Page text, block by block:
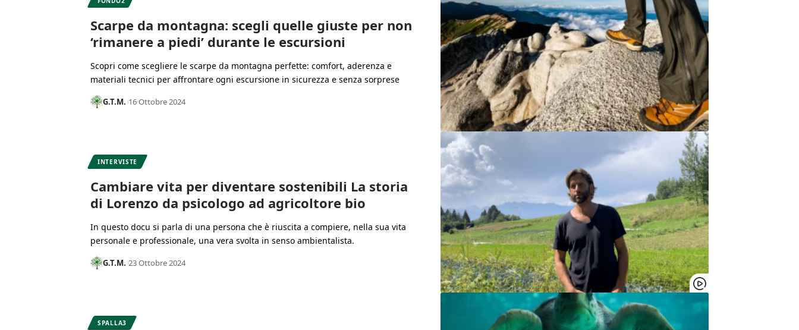
Scarpe da montagna: scegli quelle giuste per non
‘rimanere a piedi’ durante le escursioni
Scopri come scegliere le scarpe da montagna perfette: comfort, aderenza e
materiali tecnici per affrontare ogni escursione in sicurezza e senza sorprese
G.T.M. 16 Ottobre 2024
INTERVISTE
Cambiare vita per diventare sostenibili La storia
di Lorenzo da psicologo ad agricoltore bio
In questo docu si parla di una persona che è riuscita a compiere, nella sua vita
personale e professionale, una vera svolta in senso ambientalista.
G.T.M. 23 Ottobre 2024
SPALLA3